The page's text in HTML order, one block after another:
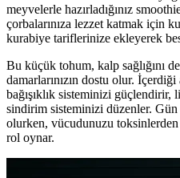
meyvelerle hazırladığınız
çorbalarınıza lezzet katmak için
kurabiye tariflerinize ekleyerek
Bu küçük tohum, kalp sağlığını
damarlarınızın dostu olur.
bağışıklık sisteminizi
sindirim sisteminizi düzenler. Gün
olurken, vücudunuzu
rol oynar.